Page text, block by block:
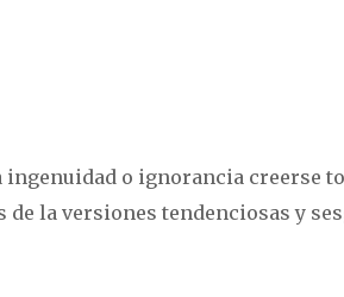
o ignorancia creerse
la versiones tendenciosas y